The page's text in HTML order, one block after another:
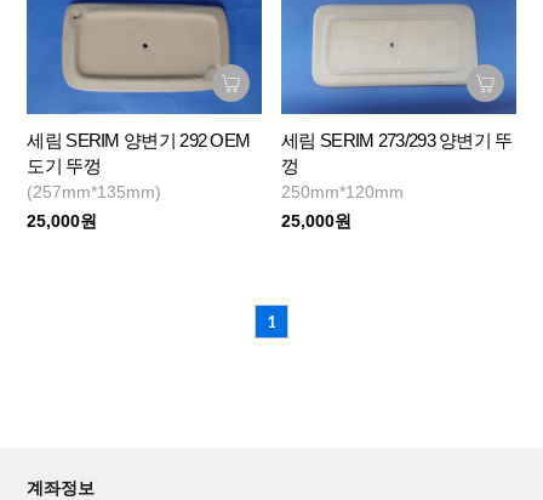
세림 SERIM 양변기 292 OEM
도기 뚜껑
(257mm*135mm)
25,000원
세림 SERIM 273/293 양변기 뚜
껑
250mm*120mm
25,000원
1
계좌정보